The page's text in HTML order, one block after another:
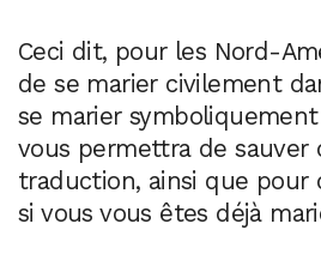
Ceci dit, pour les Nord-
de se marier civilement
se marier
vous permettra de
traduction, ainsi que pour
si vous vous êtes déjà